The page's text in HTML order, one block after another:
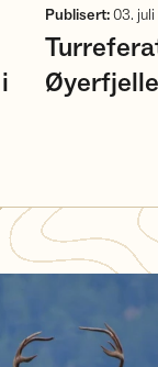
Publisert:03.
Vetåbua